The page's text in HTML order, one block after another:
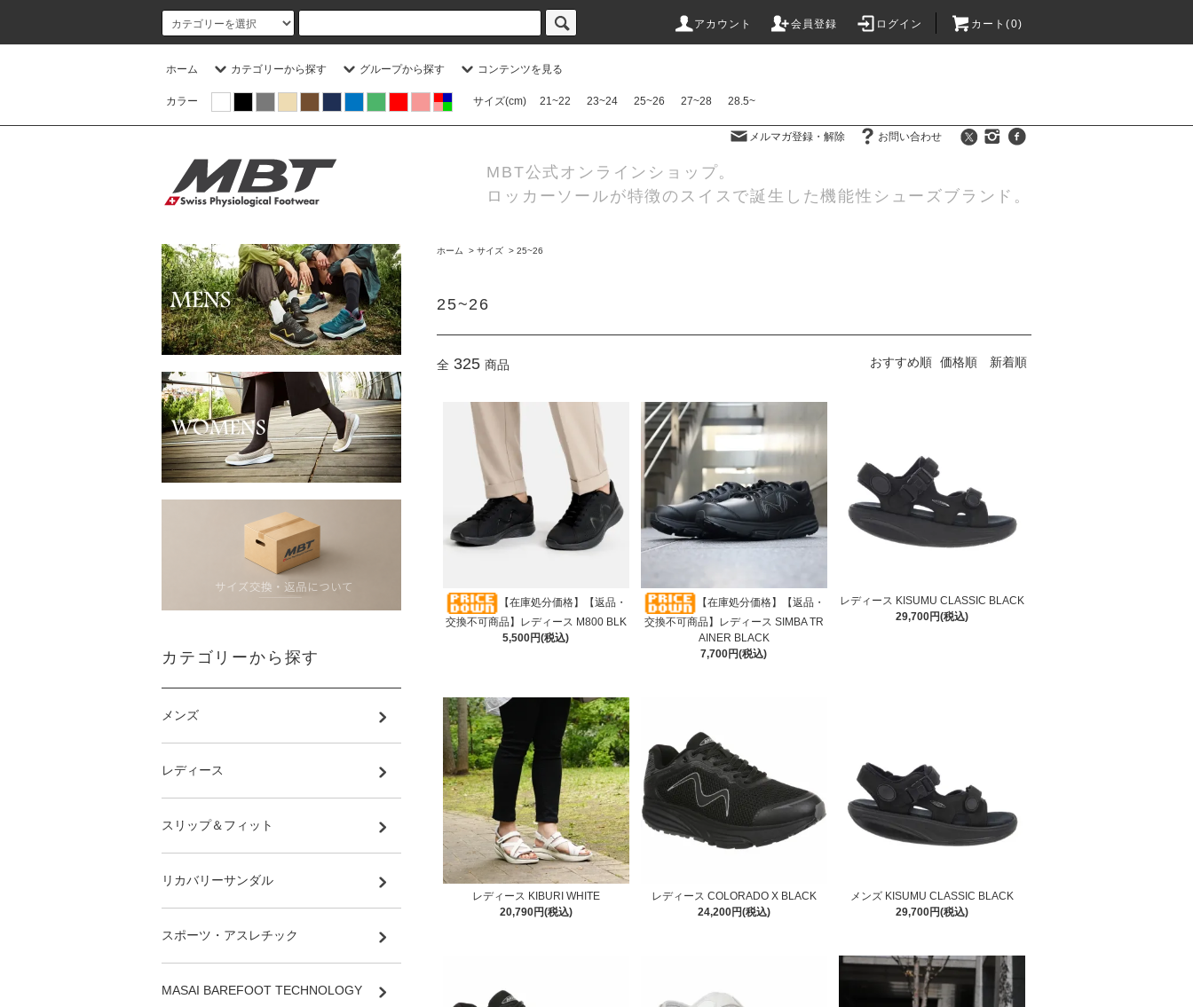
アカウント 会員登録 ログイン カート(0)
ホーム カテゴリーから探す グループから探す コンテンツを見る
カラー サイズ(cm) 21~22 23~24 25~26 27~28 28.5~
メルマガ登録・解除 お問い合わせ
MBT公式オンラインショップ。
ロッカーソールが特徴のスイスで誕生した機能性シューズブランド。
ホーム > サイズ > 25~26
25~26
全 325 商品 おすすめ順 価格順 新着順
【在庫処分価格】【返品・
交換不可商品】レディース M800 BLK
5,500円(税込)
【在庫処分価格】【返品・
交換不可商品】レディース SIMBA TR
AINER BLACK
7,700円(税込)
レディース KISUMU CLASSIC BLACK
29,700円(税込)
レディース KIBURI WHITE
20,790円(税込)
レディース COLORADO X BLACK
24,200円(税込)
メンズ KISUMU CLASSIC BLACK
29,700円(税込)
カテゴリーから探す
メンズ
レディース
スリップ＆フィット
リカバリーサンダル
スポーツ・アスレチック
MASAI BAREFOOT TECHNOLOGY